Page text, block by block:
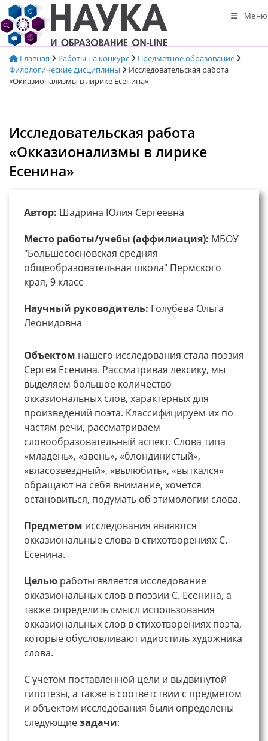
Перейти
к
содержимому
Меню
Главная Работы на конкурс
Предметное образование
Филологические дисциплины
Исследовательская работа
«Окказионализмы в лирике Есенина»
Исследовательская работа
«Окказионализмы в лирике
Есенина»
Автор: Шадрина Юлия Сергеевна
Место работы/учебы (аффилиация): МБОУ
"Большесосновская средняя
общеобразовательная школа" Пермского
края, 9 класс
Научный руководитель: Голубева Ольга
Леонидовна
Объектом нашего исследования стала поэзия
Сергея Есенина. Рассматривая лексику, мы
выделяем большое количество
окказиональных слов, характерных для
произведений поэта. Классифицируем их по
частям речи, рассматриваем
словообразовательный аспект. Слова типа
«младень», «звень», «блондинистый»,
«власозвездный», «вылюбить», «выткался»
обращают на себя внимание, хочется
остановиться, подумать об этимологии слова.
Предметом исследования являются
окказиональные слова в стихотворениях С.
Есенина.
Целью работы является исследование
окказиональных слов в поэзии С. Есенина, а
также определить смысл использования
окказиональных слов в стихотворениях поэта,
которые обусловливают идиостиль художника
слова.
С учетом поставленной цели и выдвинутой
гипотезы, а также в соответствии с предметом
и объектом исследования были определены
следующиезадачи: